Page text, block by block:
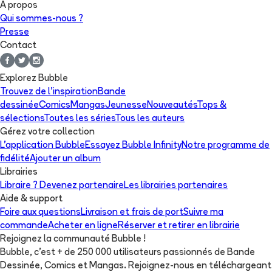
A propos
Qui sommes-nous ?
Presse
Contact
Explorez Bubble
Trouvez de l'inspirationBande
dessinéeComics MangasJeunesse NouveautésTops &
sélectionsToutes les sériesTous les auteurs
Gérez votre collection
L'application Bubble Essayez Bubble InfinityNotre programme de
fidélitéAjouter un album
Librairies
Libraire ? Devenez partenaire Les librairies partenaires
Aide & support
Foire aux questions Livraison et frais de portSuivre ma
commandeAcheter en ligne Réserver et retirer en librairie
Rejoignez la communauté Bubble !
Bubble, c'est + de 250 000 utilisateurs passionnés de Bande
Dessinée, Comics et Mangas. Rejoignez-nous en téléchargeant